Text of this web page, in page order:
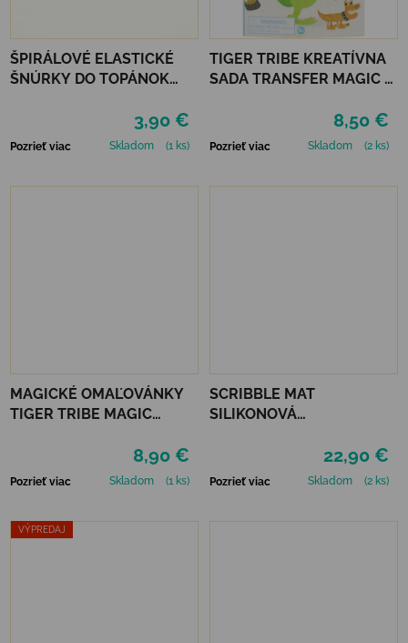
ŠPIRÁLOVÉ ELASTICKÉ
ŠNÚRKY DO TOPÁNOK
3,90 €
Pozrieť viac Skladom (1 ks)
TIGER TRIBE KREATÍVNA
SADA TRANSFER MAGIC -
8,50 €
Pozrieť viac Skladom (2 ks)
MAGICKÉ OMAĽOVÁNKY
TIGER TRIBE MAGIC
8,90 €
Pozrieť viac Skladom (1 ks)
SCRIBBLE MAT
SILIKONOVÁ
22,90 €
Pozrieť viac Skladom (2 ks)
VÝPREDAJ